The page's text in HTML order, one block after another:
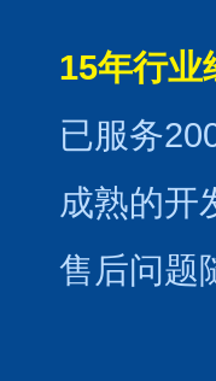
15年行业
已服务
成熟的开
售后问题